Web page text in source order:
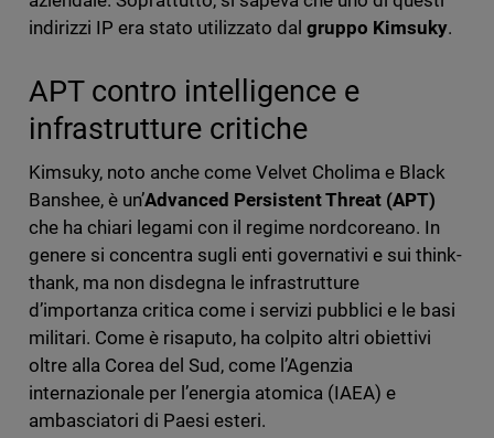
indirizzi IP era stato utilizzato dalgruppo Kimsuky.
APT contro intelligence e
infrastrutture critiche
Kimsuky, noto anche come Velvet Cholima e Black
Banshee, è un’Advanced Persistent Threat (APT)
che ha chiari legami con il regime nordcoreano. In
genere si concentra sugli enti governativi e sui think-
thank, ma non disdegna le infrastrutture
d’importanza critica come i servizi pubblici e le basi
militari. Come è risaputo, ha colpito altri obiettivi
oltre alla Corea del Sud, come l’Agenzia
internazionale per l’energia atomica (IAEA) e
ambasciatori di Paesi esteri.